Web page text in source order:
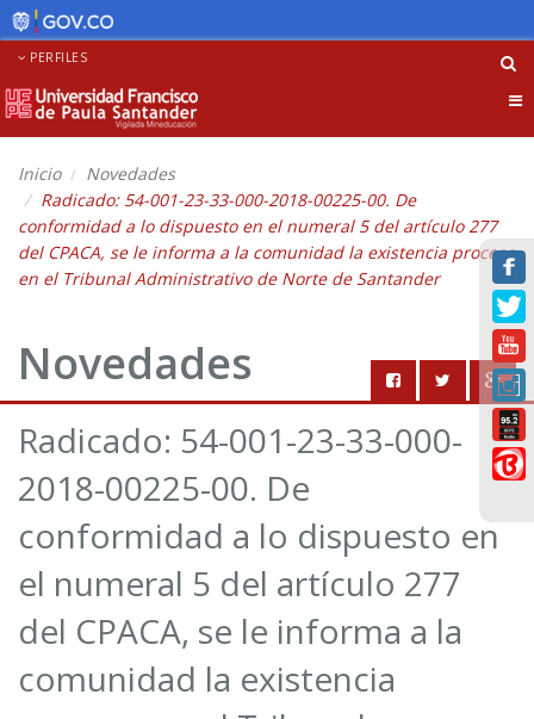
PERFILES
Inicio
Novedades
Radicado: 54-001-23-33-000-2018-00225-00. De
conformidad a lo dispuesto en el numeral 5 del artículo 277
del CPACA, se le informa a la comunidad la existencia proceso
en el Tribunal Administrativo de Norte de Santander
Novedades
Radicado: 54-001-23-33-000-
2018-00225-00. De
conformidad a lo dispuesto en
el numeral 5 del artículo 277
del CPACA, se le informa a la
comunidad la existencia